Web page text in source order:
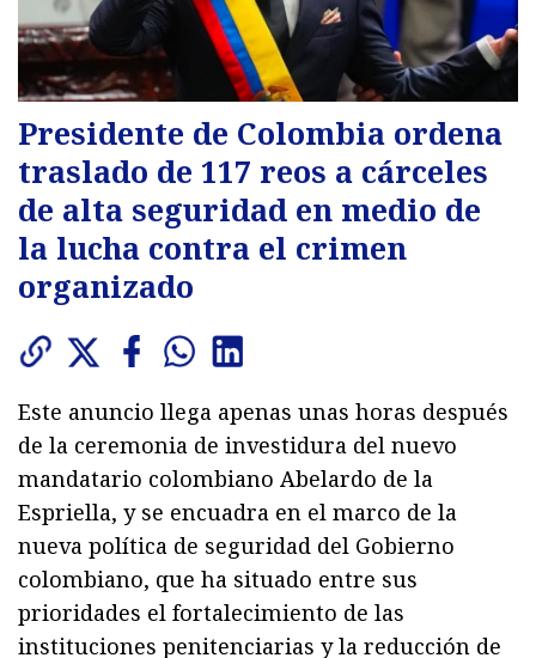
Presidente de Colombia ordena
traslado de 117 reos a cárceles
de alta seguridad en medio de
la lucha contra el crimen
organizado
Este anuncio llega apenas unas horas después
de la ceremonia de investidura del nuevo
mandatario colombiano Abelardo de la
Espriella, y se encuadra en el marco de la
nueva política de seguridad del Gobierno
colombiano, que ha situado entre sus
prioridades el fortalecimiento de las
instituciones penitenciarias y la reducción de